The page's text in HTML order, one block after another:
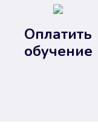
Оплатить
обучение